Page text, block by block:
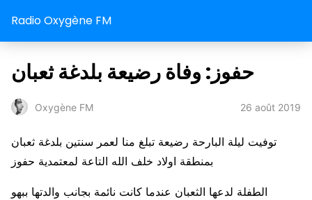
Radio Oxygène FM
حفوز: وفاة رضيعة بلدغة ثعبان
Oxygène FM 26 août 2019
توفيت ليلة البارحة رضيعة تبلغ منا لعمر سنتين بلدغة ثعبان
بمنطقة اولاد خلف الله التاعة لمعتمدية حفوز
الطفلة لدعها الثعبان عندما كانت نائمة بجانب والدتها ببهو